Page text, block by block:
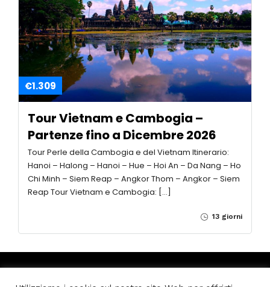
€1.309
Tour Vietnam e Cambogia –
Partenze fino a Dicembre 2026
Tour Perle della Cambogia e del Vietnam Itinerario:
Hanoi – Halong – Hanoi – Hue – Hoi An – Da Nang – Ho
Chi Minh – Siem Reap – Angkor Thom – Angkor – Siem
Reap Tour Vietnam e Cambogia: […]
13 giorni